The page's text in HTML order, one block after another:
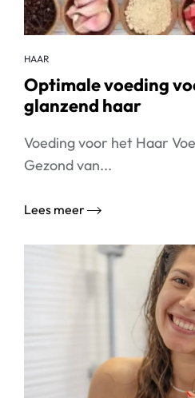
HAAR
Optimale voeding
glanzend haar
Voeding voor het Haar
Gezond van...
Lees meer